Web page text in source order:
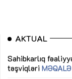
AKTUAL
Sahibkarlıq
təşviqləri MƏQALƏ